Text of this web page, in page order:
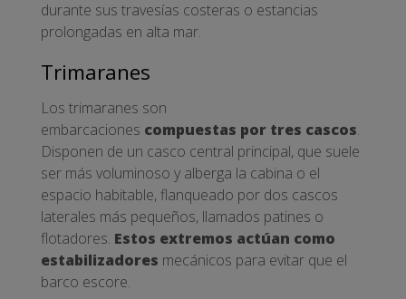
durante sus travesías costeras o estancias
prolongadas en alta mar.
Trimaranes
Los trimaranes son
embarcaciones compuestas por tres cascos.
Disponen de un casco central principal, que suele
ser más voluminoso y alberga la cabina o el
espacio habitable, flanqueado por dos cascos
laterales más pequeños, llamados patines o
flotadores. Estos extremos actúan como
estabilizadores mecánicos para evitar que el
barco escore.